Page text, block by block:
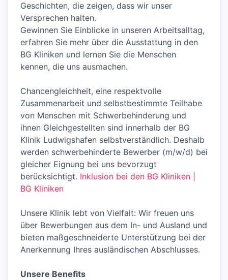
Geschichten, die zeigen, dass wir unser
Versprechen halten.
Gewinnen Sie Einblicke in unseren Arbeitsalltag,
erfahren Sie mehr über die Ausstattung in den
BG Kliniken und lernen Sie die Menschen
kennen, die uns ausmachen.
Chancengleichheit, eine respektvolle
Zusammenarbeit und selbstbestimmte Teilhabe
von Menschen mit Schwerbehinderung und
ihnen Gleichgestellten sind innerhalb der BG
Klinik Ludwigshafen selbstverständlich. Deshalb
werden schwerbehinderte Bewerber (m/w/d) bei
gleicher Eignung bei uns bevorzugt
berücksichtigt. Inklusion bei den BG Kliniken |
BG Kliniken
Unsere Klinik lebt von Vielfalt: Wir freuen uns
über Bewerbungen aus dem In- und Ausland und
bieten maßgeschneiderte Unterstützung bei der
Anerkennung Ihres ausländischen Abschlusses.
Unsere Benefits